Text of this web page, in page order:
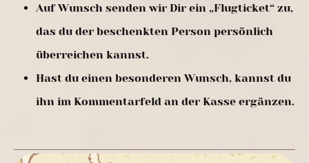
Auf Wunsch senden wir Dir ein „Flugticket“ zu,
das du der beschenkten Person persönlich
überreichen kannst.
Hast du einen besonderen Wunsch, kannst du
ihn im Kommentarfeld an der Kasse ergänzen.